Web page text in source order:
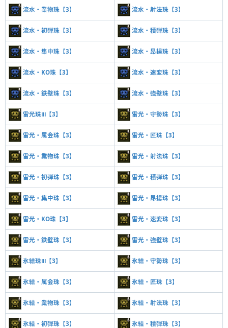
流水・業物珠【3】 流水・射法珠【3】
流水・初弾珠【3】 流水・積弾珠【3】
流水・集中珠【3】 流水・昂揚珠【3】
流水・KO珠【3】 流水・速変珠【3】
流水・鉄壁珠【3】 流水・強壁珠【3】
雷光珠Ⅲ【3】 雷光・守勢珠【3】
雷光・属会珠【3】 雷光・匠珠【3】
雷光・業物珠【3】 雷光・射法珠【3】
雷光・初弾珠【3】 雷光・積弾珠【3】
雷光・集中珠【3】 雷光・昂揚珠【3】
雷光・KO珠【3】 雷光・速変珠【3】
雷光・鉄壁珠【3】 雷光・強壁珠【3】
氷結珠Ⅲ【3】 氷結・守勢珠【3】
氷結・属会珠【3】 氷結・匠珠【3】
氷結・業物珠【3】 氷結・射法珠【3】
氷結・初弾珠【3】 氷結・積弾珠【3】